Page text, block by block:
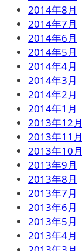
2014年8月
2014年7月
2014年6月
2014年5月
2014年4月
2014年3月
2014年2月
2014年1月
2013年12月
2013年11月
2013年10月
2013年9月
2013年8月
2013年7月
2013年6月
2013年5月
2013年4月